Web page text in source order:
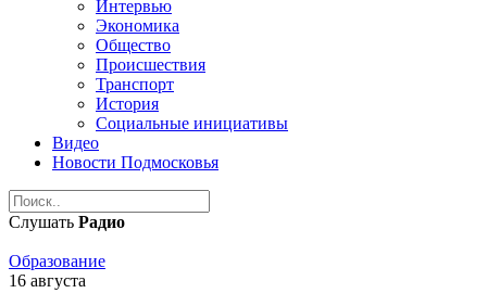
Интервью
Экономика
Общество
Происшествия
Транспорт
История
Социальные инициативы
Видео
Новости Подмосковья
Слушать Радио
Образование
16 августа